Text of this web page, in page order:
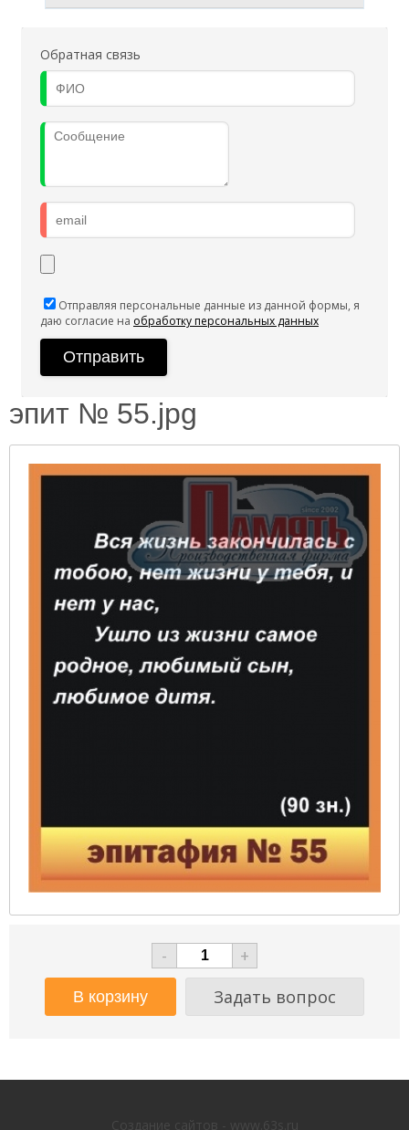
Обратная связь
Отправляя персональные данные из данной формы, я
даю согласие на обработку персональных данных
эпит № 55.jpg
-
+
Задать вопрос
Создание сайтов - www.63s.ru